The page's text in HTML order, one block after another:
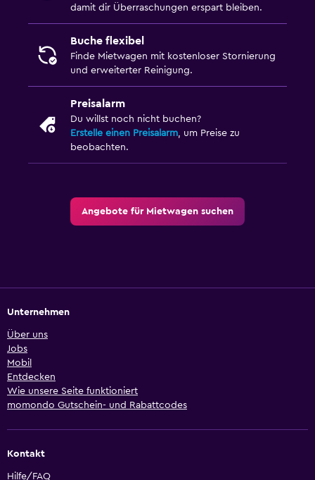
damit dir Überraschungen erspart bleiben.
Buche flexibel
Finde Mietwagen mit kostenloser Stornierung
und erweiterter Reinigung.
Preisalarm
Du willst noch nicht buchen?
Erstelle einen Preisalarm, um Preise zu
beobachten.
Angebote für Mietwagen suchen
Unternehmen
Über uns
Jobs
Mobil
Entdecken
Wie unsere Seite funktioniert
momondo Gutschein- und Rabattcodes
Kontakt
Hilfe/FAQ